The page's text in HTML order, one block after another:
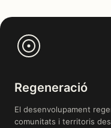
Regeneració
El desenvolupament
comunitats i territoris